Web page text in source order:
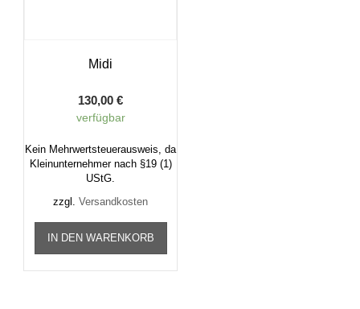
Midi
130,00€
verfügbar
Kein Mehrwertsteuerausweis, da
Kleinunternehmer nach §19 (1)
UStG.
zzgl.Versandkosten
IN DEN WARENKORB